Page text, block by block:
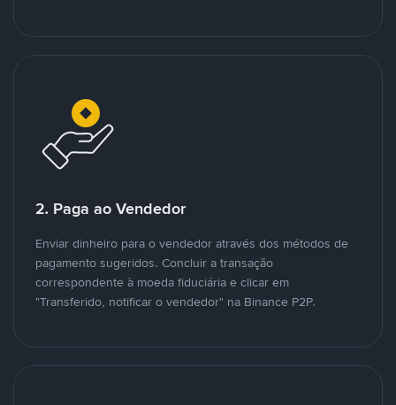
2. Paga ao Vendedor
Enviar dinheiro para o vendedor através dos métodos de
pagamento sugeridos. Concluir a transação
correspondente à moeda fiduciária e clicar em
"Transferido, notificar o vendedor" na Binance P2P.